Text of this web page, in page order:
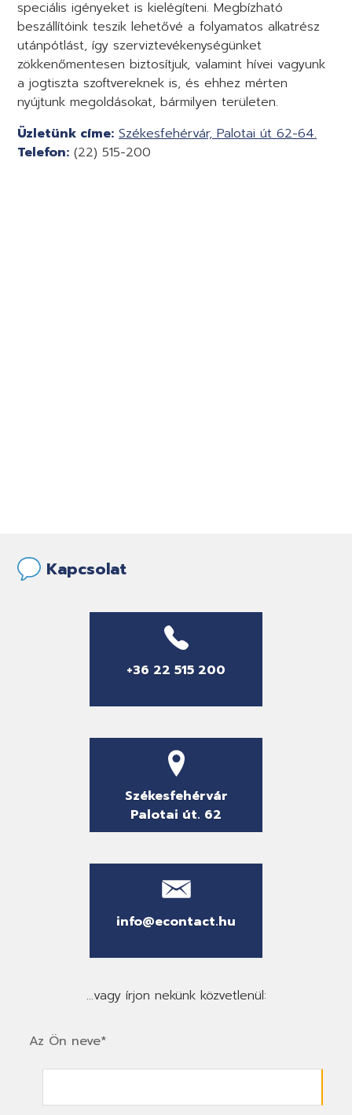
speciális igényeket is kielégíteni. Megbízható
beszállítóink teszik lehetővé a folyamatos alkatrész
utánpótlást, így szerviztevékenységünket
zökkenőmentesen biztosítjuk, valamint hívei vagyunk
a jogtiszta szoftvereknek is, és ehhez mérten
nyújtunk megoldásokat, bármilyen területen.
Üzletünk címe: Székesfehérvár, Palotai út 62-64.
Telefon: (22) 515-200
Kapcsolat
+36 22 515 200
Székesfehérvár
Palotai út. 62
info@econtact.hu
...vagy írjon nekünk közvetlenül:
Az Ön neve*